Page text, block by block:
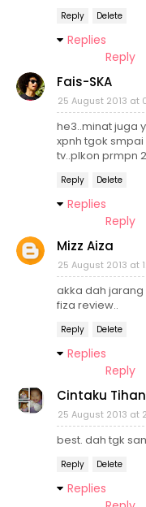
Reply Delete
Replies
Reply
Fais-SKA
25 August 2013 at
he3..minat juga
xpnh tgok smpai
tv..plkon prmpn
Reply Delete
Replies
Reply
Mizz Aiza
25 August 2013 at
akka dah
fiza review..
Reply Delete
Replies
Reply
Cintaku
25 August 2013 at
best. dah tgk
Reply Delete
Replies